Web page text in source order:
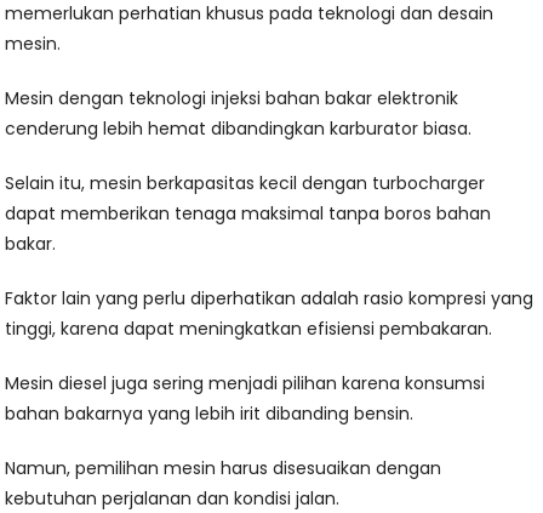
memerlukan perhatian khusus pada teknologi dan desain
mesin.
Mesin dengan teknologi injeksi bahan bakar elektronik
cenderung lebih hemat dibandingkan karburator biasa.
Selain itu, mesin berkapasitas kecil dengan turbocharger
dapat memberikan tenaga maksimal tanpa boros bahan
bakar.
Faktor lain yang perlu diperhatikan adalah rasio kompresi yang
tinggi, karena dapat meningkatkan efisiensi pembakaran.
Mesin diesel juga sering menjadi pilihan karena konsumsi
bahan bakarnya yang lebih irit dibanding bensin.
Namun, pemilihan mesin harus disesuaikan dengan
kebutuhan perjalanan dan kondisi jalan.